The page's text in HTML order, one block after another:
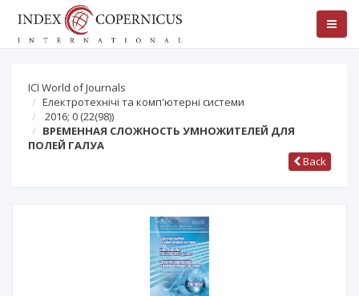
ICI World of Journals
Електротехнічі та комп'ютерні системи
2016; 0 (22(98))
ВРЕМЕННАЯ СЛОЖНОСТЬ УМНОЖИТЕЛЕЙ ДЛЯ
ПОЛЕЙ ГАЛУА
Back